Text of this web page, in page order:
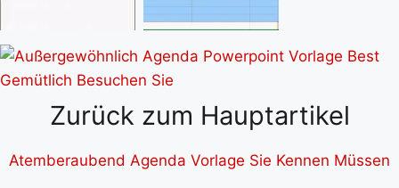
Zurück zum Hauptartikel
Atemberaubend Agenda Vorlage Sie Kennen Müssen